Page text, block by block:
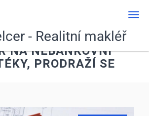
- Realitní makléř
NA NEBANKOVNÍ
PRODRAŽÍ SE